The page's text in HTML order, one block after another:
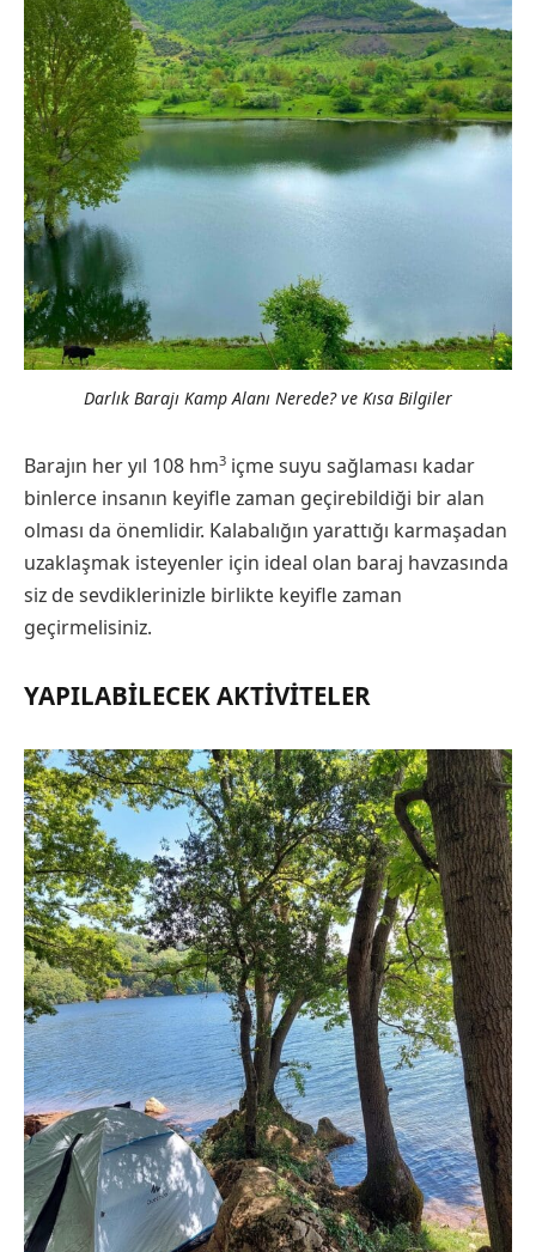
Darlık Barajı Kamp Alanı Nerede? ve Kısa Bilgiler
Barajın her yıl 108 hm3 içme suyu sağlaması kadar
binlerce insanın keyifle zaman geçirebildiği bir alan
olması da önemlidir. Kalabalığın yarattığı karmaşadan
uzaklaşmak isteyenler için ideal olan baraj havzasında
siz de sevdiklerinizle birlikte keyifle zaman
geçirmelisiniz.
YAPILABILECEK AKTIVITELER